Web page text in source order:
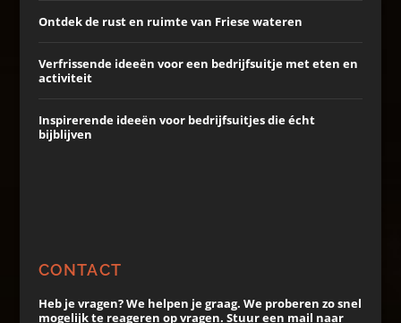
Ontdek de rust en ruimte van Friese wateren
Verfrissende ideeën voor een bedrijfsuitje met eten en
activiteit
Inspirerende ideeën voor bedrijfsuitjes die écht
bijblijven
CONTACT
Heb je vragen? We helpen je graag. We proberen zo snel
mogelijk te reageren op vragen. Stuur een mail naar